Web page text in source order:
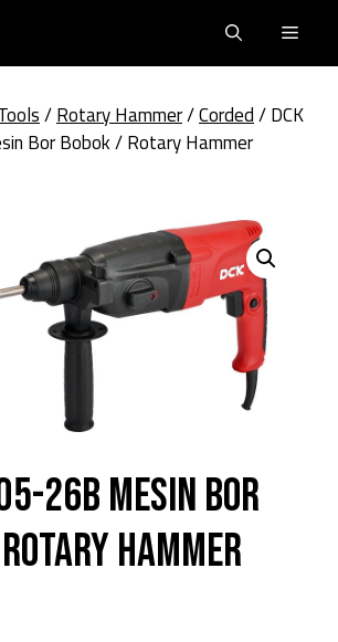
/Rotary Hammer/Corded/ DCK
Bor Bobok / Rotary Hammer
26B Mesin Bor
Hammer